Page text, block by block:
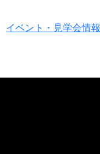
イベント・見学会情報